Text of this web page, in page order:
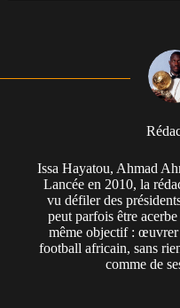
Issa Hayatou, Ahmad
Lancée en 2010, la
vu défiler des
peut parfois être
même objectif : œuvrer
football africain, sans
comme de